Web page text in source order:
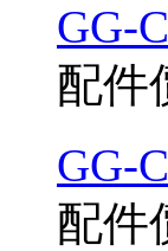
GG-
配件
GG-
配件